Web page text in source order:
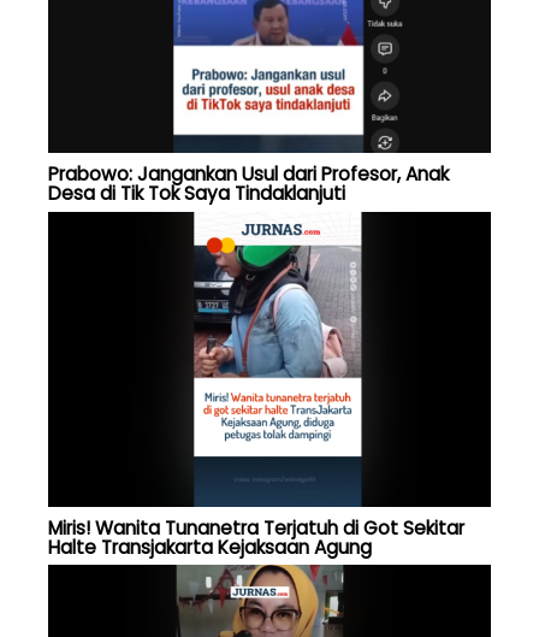
Prabowo: Jangankan Usul dari Profesor, Anak
Desa di Tik Tok Saya Tindaklanjuti
Miris! Wanita Tunanetra Terjatuh di Got Sekitar
Halte Transjakarta Kejaksaan Agung